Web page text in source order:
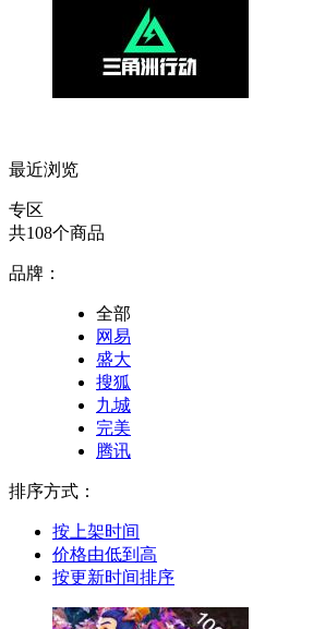
最近浏览
专区
共108个商品
品牌：
全部
网易
盛大
搜狐
九城
完美
腾讯
排序方式：
按上架时间
价格由低到高
按更新时间排序